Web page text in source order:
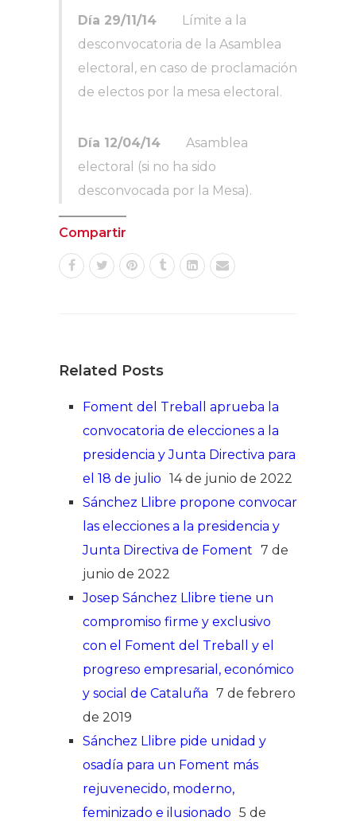
Día 29/11/14 Límite a la
desconvocatoria de la Asamblea
electoral, en caso de proclamación
de electos por la mesa electoral.
Día 12/04/14 Asamblea
electoral (si no ha sido
desconvocada por la Mesa).
Compartir
Related Posts
Foment del Treball aprueba la
convocatoria de elecciones a la
presidencia y Junta Directiva para
el 18 de julio 14 de junio de 2022
Sánchez Llibre propone convocar
las elecciones a la presidencia y
Junta Directiva de Foment 7 de
junio de 2022
Josep Sánchez Llibre tiene un
compromiso firme y exclusivo
con el Foment del Treball y el
progreso empresarial, económico
y social de Cataluña 7 de febrero
de 2019
Sánchez Llibre pide unidad y
osadía para un Foment más
rejuvenecido, moderno,
feminizado e ilusionado 5 de